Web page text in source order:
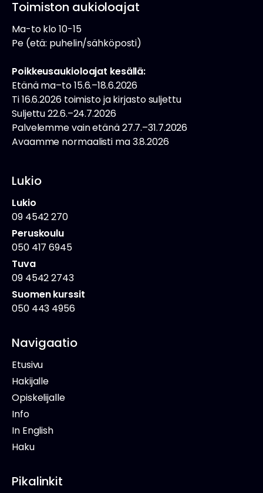
Toimiston aukioloajat
Ma-to klo 10-15
Pe (etä: puhelin/sähköposti)
Poikkeusaukioloajat kesällä:
Etänä ma–to 15.6.–18.6.2026
Ti 16.6.2026 toimisto ja kirjasto suljettu
Suljettu 22.6.–24.7.2026
Palvelemme vain etänä 27.7.–31.7.2026
Avaamme normaalisti ma 3.8.2026
Lukio
Lukio
09 4542 270
Peruskoulu
050 417 6945
Tuva
09 4542 2743
Suomen kurssit
050 443 4956
Navigaatio
Etusivu
Hakijalle
Opiskelijalle
Info
In English
Haku
Pikalinkit